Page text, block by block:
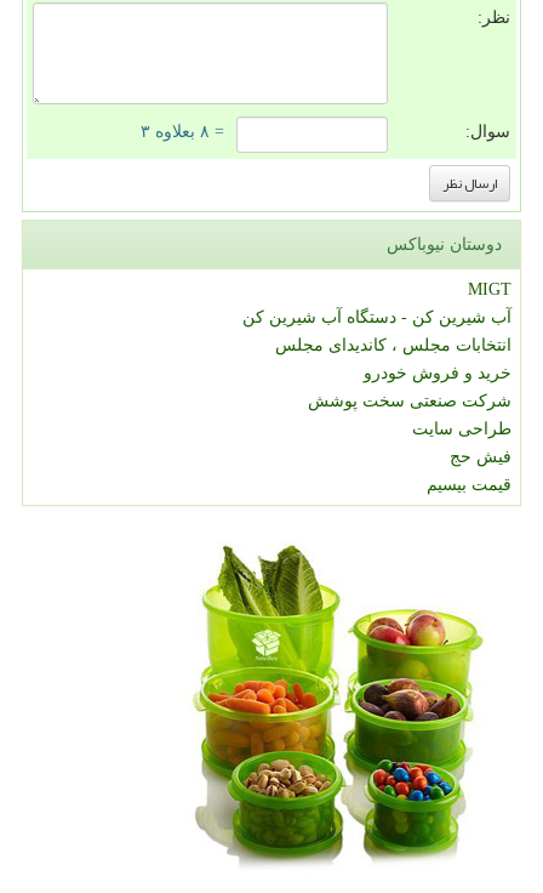
نظر:
سوال: = ۸ بعلاوه ۳
دوستان نیوباکس
MIGT
آب شیرین کن - دستگاه آب شیرین کن
انتخابات مجلس ، کاندیدای مجلس
خرید و فروش خودرو
شرکت صنعتی سخت پوشش
طراحی سایت
فیش حج
قیمت بیسیم